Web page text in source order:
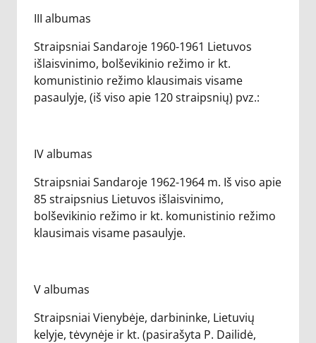
III albumas
Straipsniai Sandaroje 1960-1961 Lietuvos
išlaisvinimo, bolševikinio režimo ir kt.
komunistinio režimo klausimais visame
pasaulyje, (iš viso apie 120 straipsnių) pvz.:
IV albumas
Straipsniai Sandaroje 1962-1964 m. Iš viso apie
85 straipsnius Lietuvos išlaisvinimo,
bolševikinio režimo ir kt. komunistinio režimo
klausimais visame pasaulyje.
V albumas
Straipsniai Vienybėje, darbininke, Lietuvių
kelyje, tėvynėje ir kt. (pasirašyta P. Dailidė,